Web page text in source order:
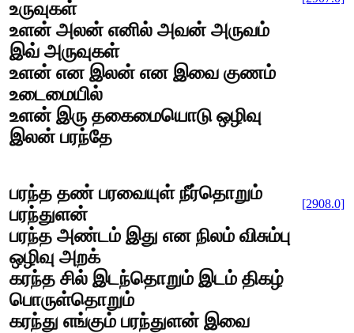
உருவுகள்
உளன் அலன் எனில் அவன் அருவம்
இவ் அருவுகள்
உளன் என இலன் என இவை குணம்
உடைமையில்
உளன் இரு தகைமையொடு ஒழிவு
இலன் பரந்தே
பரந்த தண் பரவையுள் நீர்தொறும்
பரந்துளன்
பரந்த அண்டம் இது என நிலம் விசும்பு
ஒழிவு அறக்
கரந்த சில் இடந்தொறும் இடம் திகழ்
பொருள்தொறும்
கரந்து எங்கும் பரந்துளன் இவை
[2908.0]